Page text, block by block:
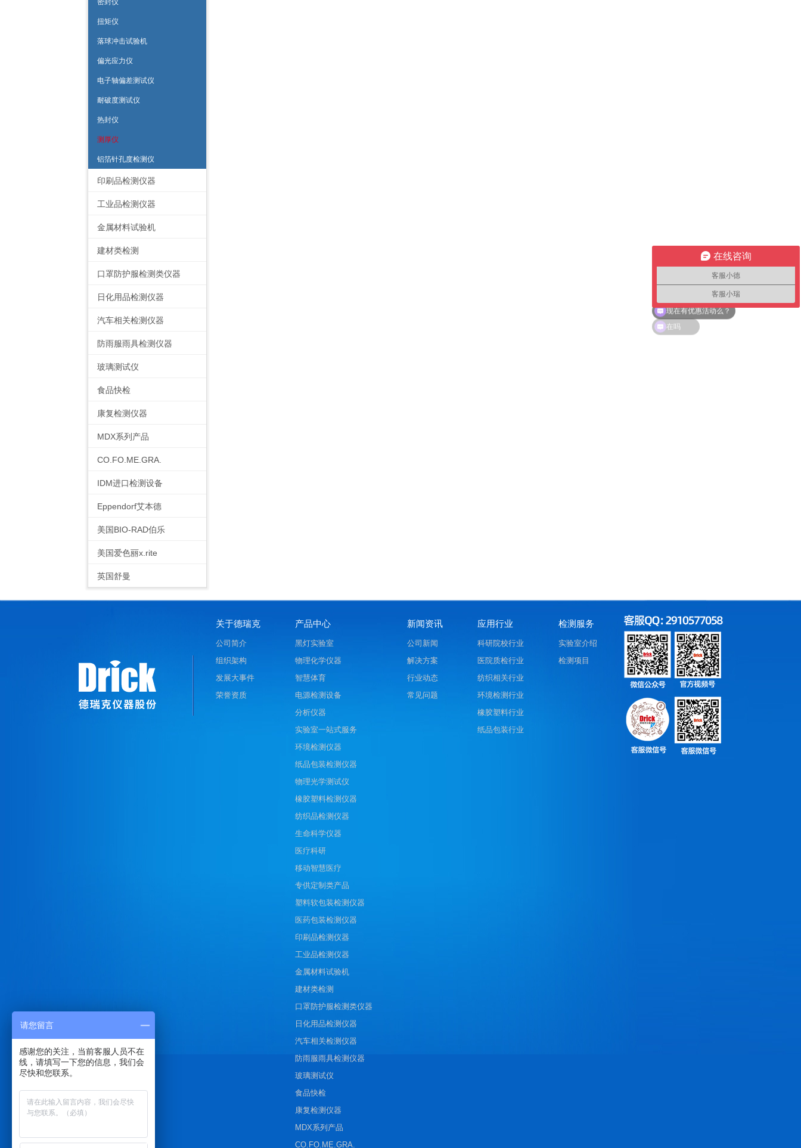
密封仪
扭矩仪
落球冲击试验机
偏光应力仪
电子轴偏差测试仪
耐破度测试仪
热封仪
测厚仪
铝箔针孔度检测仪
印刷品检测仪器
工业品检测仪器
金属材料试验机
建材类检测
口罩防护服检测类仪器
日化用品检测仪器
汽车相关检测仪器
防雨服雨具检测仪器
玻璃测试仪
食品快检
康复检测仪器
MDX系列产品
CO.FO.ME.GRA.
IDM进口检测设备
Eppendorf艾本德
美国BIO-RAD伯乐
美国爱色丽x.rite
英国舒曼
关于德瑞克
公司简介
组织架构
发展大事件
荣誉资质
产品中心
黑灯实验室
物理化学仪器
智慧体育
电源检测设备
分析仪器
实验室一站式服务
环境检测仪器
纸品包装检测仪器
物理光学测试仪
橡胶塑料检测仪器
纺织品检测仪器
生命科学仪器
医疗科研
移动智慧医疗
专供定制类产品
塑料软包装检测仪器
医药包装检测仪器
印刷品检测仪器
工业品检测仪器
金属材料试验机
建材类检测
口罩防护服检测类仪器
日化用品检测仪器
汽车相关检测仪器
防雨服雨具检测仪器
玻璃测试仪
食品快检
康复检测仪器
MDX系列产品
CO.FO.ME.GRA.
新闻资讯
公司新闻
解决方案
行业动态
常见问题
应用行业
科研院校行业
医院质检行业
纺织相关行业
环境检测行业
橡胶塑料行业
纸品包装行业
检测服务
实验室介绍
检测项目
在线咨询
客服小德
客服小瑞
现在有优惠活动么？
请您留言
感谢您的关注，当前客服人员不在
线，请填写一下您的信息，我们会
尽快和您联系。